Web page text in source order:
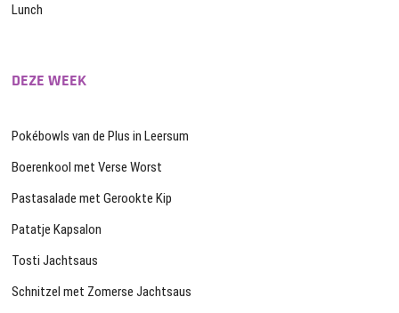
Lunch
DEZE WEEK
Pokébowls van de Plus in Leersum
Boerenkool met Verse Worst
Pastasalade met Gerookte Kip
Patatje Kapsalon
Tosti Jachtsaus
Schnitzel met Zomerse Jachtsaus